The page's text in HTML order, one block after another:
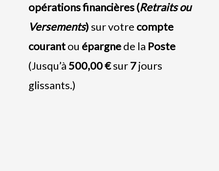
opérations financières (Retraits ou
Versements)sur votre compte
courantou épargnede la Poste
(Jusqu’à 500,00 €sur7jours
glissants.)